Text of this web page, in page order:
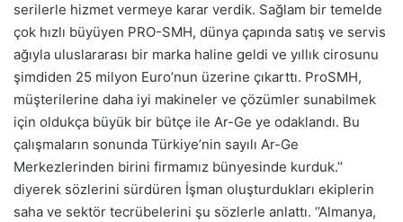
serilerle hizmet vermeye karar verdik. Sağlam bir temelde
çok hızlı büyüyen PRO-SMH, dünya çapında satış ve servis
ağıyla uluslararası bir marka haline geldi ve yıllık cirosunu
şimdiden 25 milyon Euro’nun üzerine çıkarttı. ProSMH,
müşterilerine daha iyi makineler ve çözümler sunabilmek
için oldukça büyük bir bütçe ile Ar-Ge ye odaklandı. Bu
çalışmaların sonunda Türkiye’nin sayılı Ar-Ge
Merkezlerinden birini firmamız bünyesinde kurduk.’’
diyerek sözlerini sürdüren İşman oluşturdukları ekiplerin
saha ve sektör tecrübelerini şu sözlerle anlattı. ‘’Almanya,